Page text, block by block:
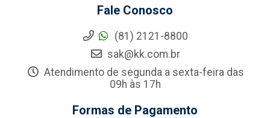
Fale Conosco
(81) 2121-8800
sak@kk.com.br
Atendimento de segunda a sexta-feira das
09h às 17h
Formas de Pagamento